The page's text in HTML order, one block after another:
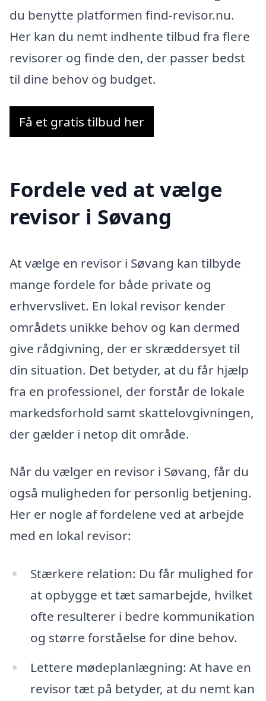
du benytte platformen find-revisor.nu.
Her kan du nemt indhente tilbud fra flere
revisorer og finde den, der passer bedst
til dine behov og budget.
Få et gratis tilbud her
Fordele ved at vælge
revisor i Søvang
At vælge en revisor i Søvang kan tilbyde
mange fordele for både private og
erhvervslivet. En lokal revisor kender
områdets unikke behov og kan dermed
give rådgivning, der er skræddersyet til
din situation. Det betyder, at du får hjælp
fra en professionel, der forstår de lokale
markedsforhold samt skattelovgivningen,
der gælder i netop dit område.
Når du vælger en revisor i Søvang, får du
også muligheden for personlig betjening.
Her er nogle af fordelene ved at arbejde
med en lokal revisor:
Stærkere relation: Du får mulighed for
at opbygge et tæt samarbejde, hvilket
ofte resulterer i bedre kommunikation
og større forståelse for dine behov.
Lettere mødeplanlægning: At have en
revisor tæt på betyder, at du nemt kan